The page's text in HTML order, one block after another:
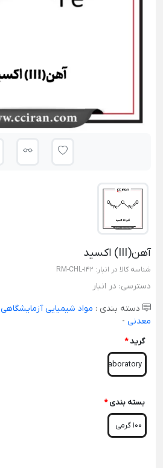
آهن(III) اکسید
شناسه کالا در انبار: RM-CHL-142
دسترسی: در انبار
دسته بندی : مواد شیمیایی آزمایشگاهی
معدنی -
گرید*
Laboratory
بسته بندی *
100 گرمی